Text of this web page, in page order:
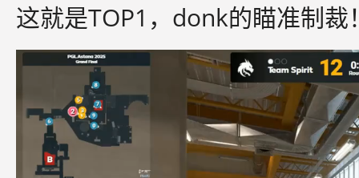
这就是TOP1，donk的瞄准制裁